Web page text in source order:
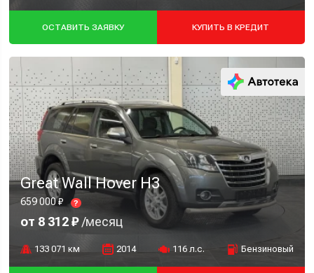
ОСТАВИТЬ ЗАЯВКУ КУПИТЬ В КРЕДИТ
Great Wall Hover H3
659 000 ₽ ?
от 8 312 ₽/месяц
133 071 км 2014 116 л.с. Бензиновый